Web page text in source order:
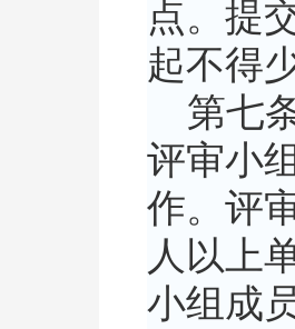
点。提
起不得
第七
评审小
作。评
人以上
小组成